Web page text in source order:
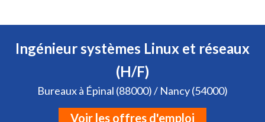
Ingénieur systèmes Linux et réseaux
(H/F)
Bureaux à Épinal (88000) / Nancy (54000)
Voir les offres d'emploi